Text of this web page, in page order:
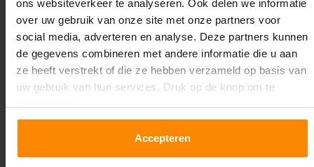
ons websiteverkeer te analyseren. Ook delen we informatie
over uw gebruik van onze site met onze partners voor
social media, adverteren en analyse. Deze partners kunnen
de gegevens combineren met andere informatie die u aan
ze heeft verstrekt of die ze hebben verzameld op basis van
uw gebruik van hun services. Druk op de knop om te
Accepteren
Aantal niveaus:
4
Kleur staanders: